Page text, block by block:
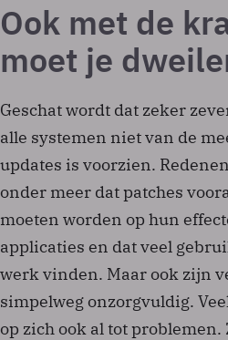
Ook met de
moet je
Geschat wordt dat zeker
alle systemen niet van de
updates is voorzien.
onder meer dat patches
moeten worden op hun
applicaties en dat veel
werk vinden. Maar ook zijn
simpelweg onzorgvuldig.
op zich ook al tot problemen.